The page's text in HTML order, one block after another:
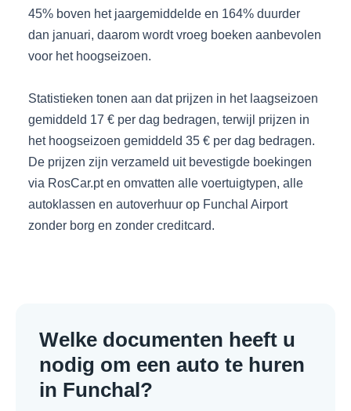
45% boven het jaargemiddelde en 164% duurder
dan januari, daarom wordt vroeg boeken aanbevolen
voor het hoogseizoen.
Statistieken tonen aan dat prijzen in het laagseizoen
gemiddeld 17 € per dag bedragen, terwijl prijzen in
het hoogseizoen gemiddeld 35 € per dag bedragen.
De prijzen zijn verzameld uit bevestigde boekingen
via RosCar.pt en omvatten alle voertuigtypen, alle
autoklassen en autoverhuur op Funchal Airport
zonder borg en zonder creditcard.
Welke documenten heeft u
nodig om een auto te huren
in Funchal?